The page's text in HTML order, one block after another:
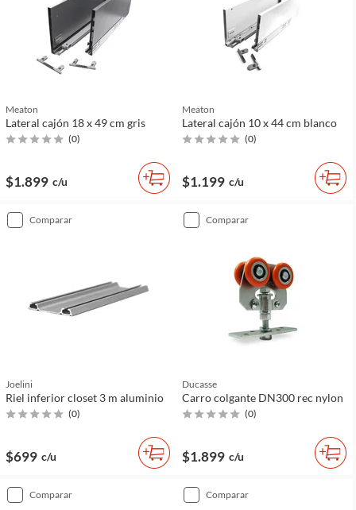
Meaton
Lateral cajón 18 x 49 cm gris
(0)
$1.899 c/u
Meaton
Lateral cajón 10 x 44 cm blanco
(0)
$1.199 c/u
comparar
Joelini
Riel inferior closet 3 m aluminio
(0)
$699 c/u
comparar
Ducasse
Carro colgante DN300 rec nylon
(0)
$1.899 c/u
comparar comparar